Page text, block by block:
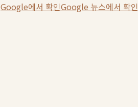
Google에서 확인Google 뉴스에서 확인